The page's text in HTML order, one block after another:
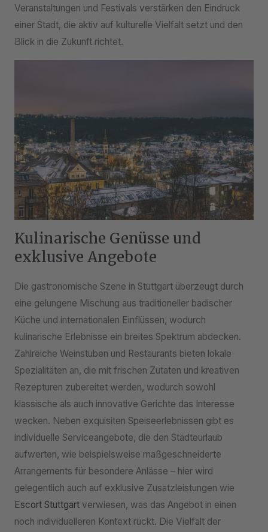
Veranstaltungen und Festivals verstärken den Eindruck
einer Stadt, die aktiv auf kulturelle Vielfalt setzt und den
Blick in die Zukunft richtet.
Kulinarische Genüsse und
exklusive Angebote
Die gastronomische Szene in Stuttgart überzeugt durch
eine gelungene Mischung aus traditioneller badischer
Küche und internationalen Einflüssen, wodurch
kulinarische Erlebnisse ein breites Spektrum abdecken.
Zahlreiche Weinstuben und Restaurants bieten lokale
Spezialitäten an, die mit frischen Zutaten und kreativen
Rezepturen zubereitet werden, wodurch sowohl
klassische als auch innovative Gerichte das Interesse
wecken. Neben exquisiten Speiseerlebnissen gibt es
individuelle Serviceangebote, die den Städteurlaub
aufwerten, wie beispielsweise maßgeschneiderte
Arrangements für besondere Anlässe – hier wird
gelegentlich auch auf exklusive Zusatzleistungen wie
Escort Stuttgartverwiesen, was das Angebot in einen
noch individuelleren Kontext rückt. Die Vielfalt der